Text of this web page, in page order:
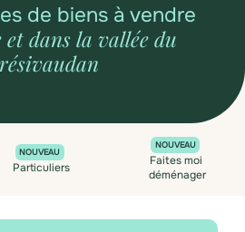
de biens à vendre
et dans la vallée du
NOUVEAU
Particuliers
NOUVEAU
Faites moi
déménager